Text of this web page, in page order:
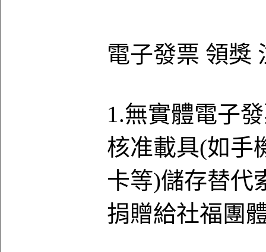
電子發票 領獎
1.無實體電子
核准載具(如手
卡等)儲存替代
捐贈給社福團